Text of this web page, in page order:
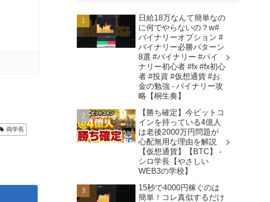
両学長
日給18万なんて簡単なの
に何でやらないの？w#
バイナリーオプション #
バイナリー必勝パターン
8選 #バイナリー #バイ
ナリー初心者 #fx #fx初心
者 #投資 #仮想通貨 #お
金の勉強 - バイナリー攻
略【桐生奏】
【勝ち確定】今ビットコ
インを持っている4億人
は老後2000万円問題が
心配無用な理由を解説
【仮想通貨】【BTC】 -
シロ学長【やさしい
WEB3の学校】
15秒で4000円稼ぐのは
簡単！コレ真似するだけ